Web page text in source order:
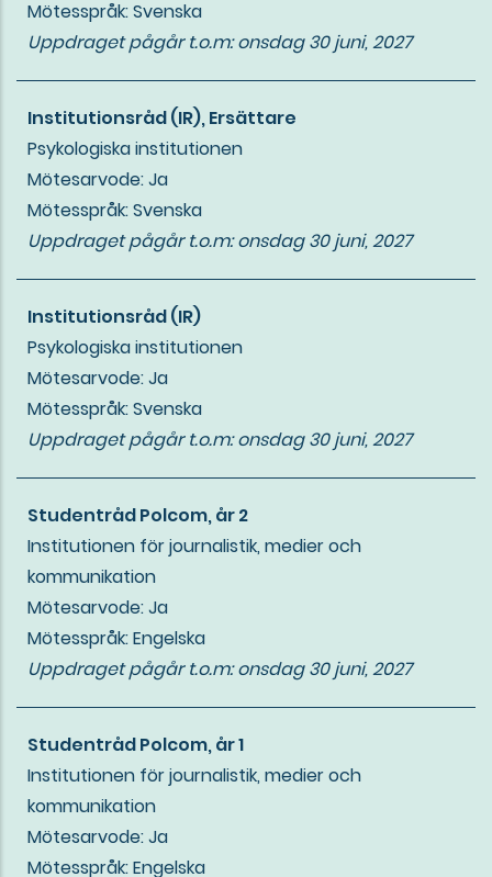
Mötesspråk: Svenska
Uppdraget pågår t.o.m:onsdag 30 juni, 2027
Institutionsråd (IR), Ersättare
Psykologiska institutionen
Mötesarvode: Ja
Mötesspråk: Svenska
Uppdraget pågår t.o.m:onsdag 30 juni, 2027
Institutionsråd (IR)
Psykologiska institutionen
Mötesarvode: Ja
Mötesspråk: Svenska
Uppdraget pågår t.o.m:onsdag 30 juni, 2027
Studentråd Polcom, år 2
Institutionen för journalistik, medier och
kommunikation
Mötesarvode: Ja
Mötesspråk: Engelska
Uppdraget pågår t.o.m:onsdag 30 juni, 2027
Studentråd Polcom, år 1
Institutionen för journalistik, medier och
kommunikation
Mötesarvode: Ja
Mötesspråk: Engelska